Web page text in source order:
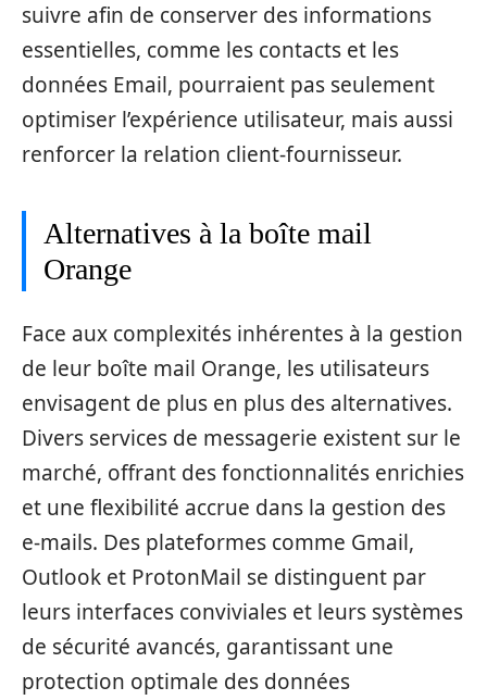
suivre afin de conserver des informations
essentielles, comme les contacts et les
données Email, pourraient pas seulement
optimiser l’expérience utilisateur, mais aussi
renforcer la relation client-fournisseur.
Alternatives à la boîte mail
Orange
Face aux complexités inhérentes à la gestion
de leur boîte mail Orange, les utilisateurs
envisagent de plus en plus des alternatives.
Divers services de messagerie existent sur le
marché, offrant des fonctionnalités enrichies
et une flexibilité accrue dans la gestion des
e-mails. Des plateformes comme Gmail,
Outlook et ProtonMail se distinguent par
leurs interfaces conviviales et leurs systèmes
de sécurité avancés, garantissant une
protection optimale des données